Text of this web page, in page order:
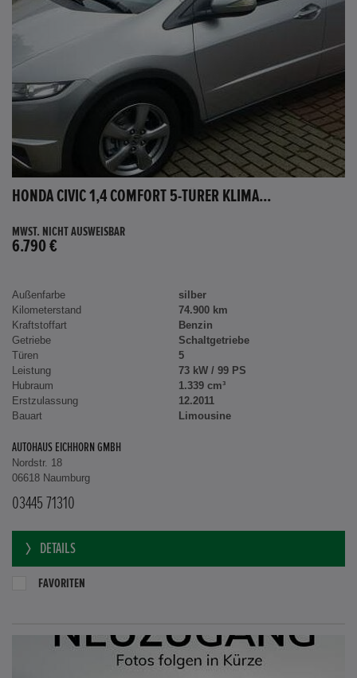
HONDA CIVIC 1,4 COMFORT 5-TÜRER KLIMA...
MWST. NICHT AUSWEISBAR
6.790 €
Außenfarbe
silber
Kilometerstand
74.900 km
Kraftstoffart
Benzin
Getriebe
Schaltgetriebe
Türen
5
Leistung
73 kW / 99 PS
Hubraum
1.339 cm³
Erstzulassung
12.2011
Bauart
Limousine
AUTOHAUS EICHHORN GMBH
Nordstr. 18
06618 Naumburg
03445 71310
DETAILS
FAVORITEN